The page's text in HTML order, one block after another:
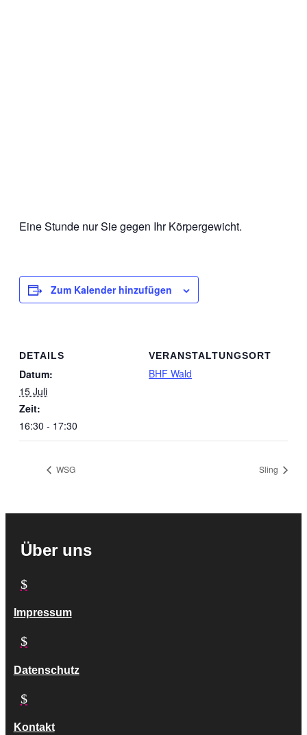
Eine Stunde nur Sie gegen Ihr Körpergewicht.
Zum Kalender hinzufügen
DETAILS
Datum:
15 Juli
Zeit:
16:30 - 17:30
VERANSTALTUNGSORT
BHF Wald
WSG Sling
Über uns
$
Impressum
$
Datenschutz
$
Kontakt